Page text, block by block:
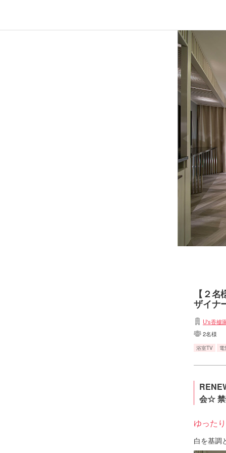
【２
ザイナ
U's香櫨
2名様
浴室TV 電
会☆ 禁
ゆった
白を基調